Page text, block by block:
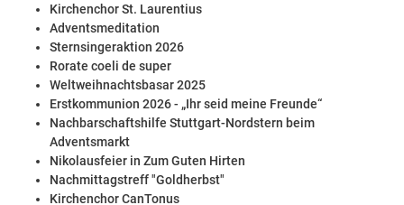
Kirchenchor St. Laurentius
Adventsmeditation
Sternsingeraktion 2026
Rorate coeli de super
Weltweihnachtsbasar 2025
Erstkommunion 2026 - „Ihr seid meine Freunde“
Nachbarschaftshilfe Stuttgart-Nordstern beim
Adventsmarkt
Nikolausfeier in Zum Guten Hirten
Nachmittagstreff "Goldherbst"
Kirchenchor CanTonus